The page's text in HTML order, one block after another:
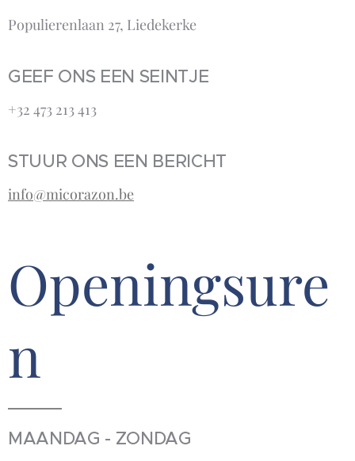
Populierenlaan 27, Liedekerke
GEEF ONS EEN SEINTJE
+32 473 213 413‬
STUUR ONS EEN BERICHT
info@micorazon.be
Openingsure
n
MAANDAG - ZONDAG